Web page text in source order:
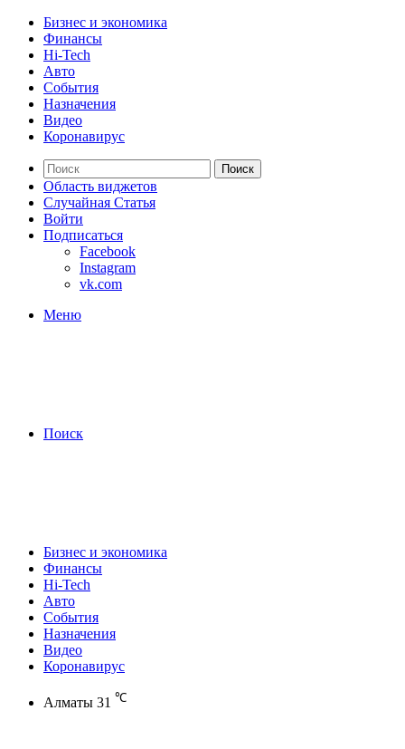
Бизнес и экономика
Финансы
Hi-Tech
Авто
События
Назначения
Видео
Коронавирус
Поиск
Область виджетов
Случайная Статья
Войти
Подписаться
Facebook
Instagram
vk.com
Меню
Поиск
Бизнес и экономика
Финансы
Hi-Tech
Авто
События
Назначения
Видео
Коронавирус
Алматы 31 ℃